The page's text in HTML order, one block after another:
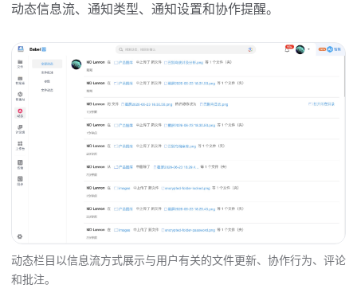
动态信息流、通知类型、通知设置和协作提醒。
动态栏目以信息流方式展示与用户有关的文件更新、协作行为、评论
和批注。